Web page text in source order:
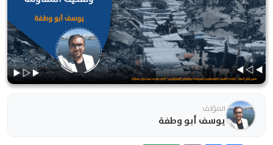
المؤلف
يوسف أبو وطفة